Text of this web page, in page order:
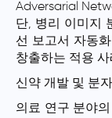
Adversarial
단, 병리 이미지
선 보고서 자동
창출하는 적용
신약 개발 및 분
의료 연구 분야